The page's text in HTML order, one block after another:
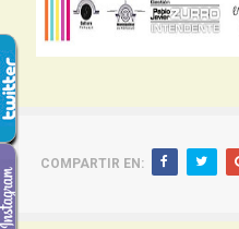
COMPARTIR EN: